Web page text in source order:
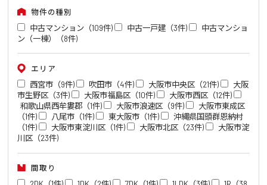
物件の種別
中古マンション（109件)
中古一戸建（3件)
中古マンショ
ン（一棟）（8件)
エリア
西宮市（9件)
吹田市（4件) 大阪市中央区（21件)
大阪
市生野区（3件)
大阪市福島区（10件)
大阪市西区（12件)
和歌山県西牟婁郡（1件)
大阪市浪速区（9件)
大阪市東成区
（1件)
八尾市（1件) 東大阪市（1件)
沖縄県国頭群恩納村
（1件)
大阪市東淀川区（1件) 大阪市北区（23件)
大阪市淀
川区（23件)
間取り